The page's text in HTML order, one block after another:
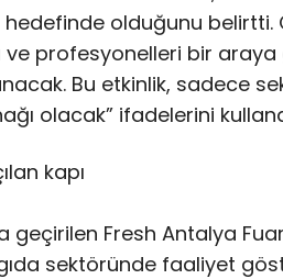
olduğunu belirtti.
ve profesyonelleri bir
Bu etkinlik, sadece
olacak” ifadelerini
kapı
geçirilen Fresh Antalya
sektöründe faaliyet